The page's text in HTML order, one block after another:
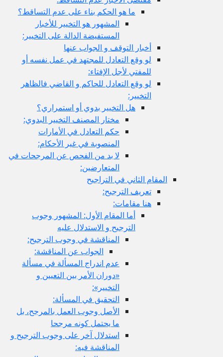
ما هو الحكم بناء على عدم التساقط؟
المشهور هو التخيير للأخبار
المستفيضة الدالة على التخيير:
أخبار التوقف و الجواب عنها
لو وقع التعادل للمجتهد في عمل نفسه أو
للمفتي لأجل الإفتاء:
لو وقع التعادل للحاكم و القاضي فالظاهر
التخيير:
هل التخيير بدوي أو استمراري؟
مختار المصنف التخيير البدوي:
حكم التعادل في الأمارات
المنصوبة في غير الأحكام:
لا بد من الفحص عن المرجحات في
المتعارضين:
المقام الثاني في التراجيح
تعريف الترجيح:
هنا مقامات:
أما المقام الأول: المشهور وجوب
الترجيح و الاستدلال عليه
المناقشة في وجوب الترجيح:
الجواب عن المناقشة:
عدم اندراج المسألة في مسألة
«دوران الأمر بين التعيين و
التخيير»:
التحقيق في المسألة:
الأصل وجوب العمل بالمرجح، بل
ما يحتمل كونه مرجحا
استدلال آخر على وجوب الترجيح و
المناقشة فيه: